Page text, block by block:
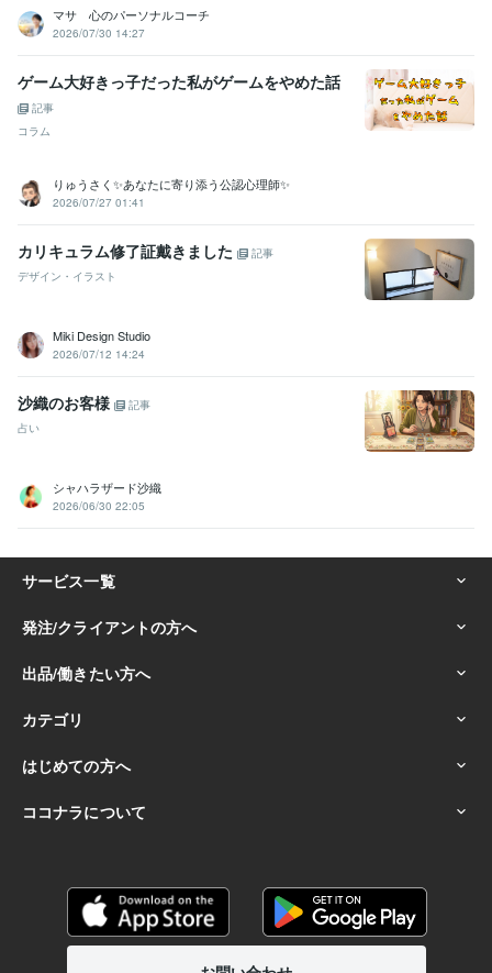
マサ 心のパーソナルコーチ
2026/07/30 14:27
ゲーム大好きっ子だった私がゲームをやめた話
記事
コラム
りゅうさく✨あなたに寄り添う公認心理師✨
2026/07/27 01:41
カリキュラム修了証戴きました
記事
デザイン・イラスト
Miki Design Studio
2026/07/12 14:24
沙織のお客様
記事
占い
シャハラザード沙織
2026/06/30 22:05